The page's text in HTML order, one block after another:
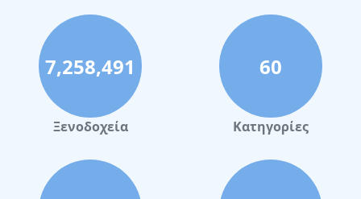
7,258,491
Ξενοδοχεία
60
Κατηγορίες